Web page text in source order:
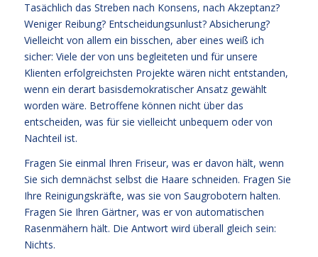
Tasächlich das Streben nach Konsens, nach Akzeptanz?
Weniger Reibung? Entscheidungsunlust? Absicherung?
Vielleicht von allem ein bisschen, aber eines weiß ich
sicher: Viele der von uns begleiteten und für unsere
Klienten erfolgreichsten Projekte wären nicht entstanden,
wenn ein derart basisdemokratischer Ansatz gewählt
worden wäre. Betroffene können nicht über das
entscheiden, was für sie vielleicht unbequem oder von
Nachteil ist.
Fragen Sie einmal Ihren Friseur, was er davon hält, wenn
Sie sich demnächst selbst die Haare schneiden. Fragen Sie
Ihre Reinigungskräfte, was sie von Saugrobotern halten.
Fragen Sie Ihren Gärtner, was er von automatischen
Rasenmähern hält. Die Antwort wird überall gleich sein:
Nichts.